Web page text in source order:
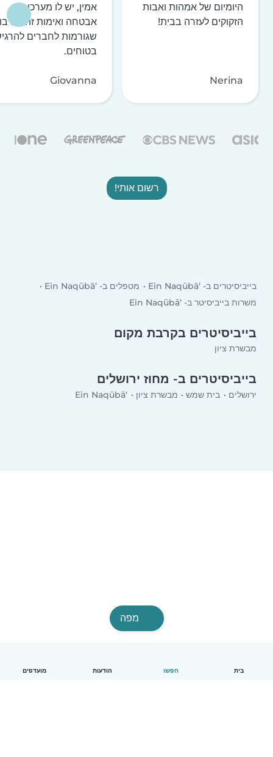
בית חפשו הודעות מועדפים
היומיום של אמהות ואבות
הזקוקים לעזרה בבית!
Nerina
אמין, יש לו מערכות
אבטחה ואימות זהות
שגורמות לחברים
בטוחים.
Giovanna
רשום אותי!
בייביסיטרים ב- ‘Ein Naqūbā
מטפלים ב- ‘Ein Naqūbā
משרות בייביסיטר ב- ‘Ein Naqūbā
בייביסיטרים בקרבת מקום
מבשרת ציון
בייביסיטרים ב- מחוז ירושלים
ירושלים בית שמש מבשרת ציון ‘Ein Naqūbā
מפה